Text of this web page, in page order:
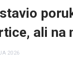
ali na
2026